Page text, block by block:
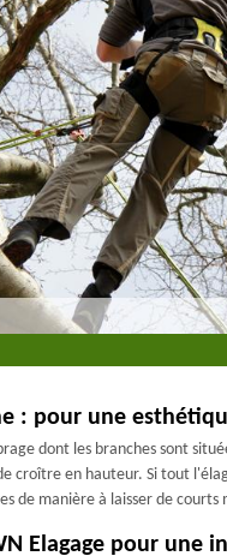
: pour une
dont les branches sont
croître en hauteur. Si tout
de manière à laisser de
Elagage pour une